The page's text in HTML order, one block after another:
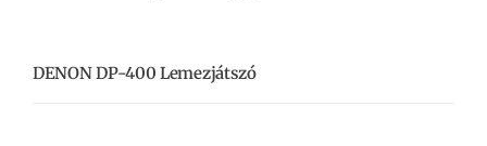
DENON DP-400 Lemezjátszó